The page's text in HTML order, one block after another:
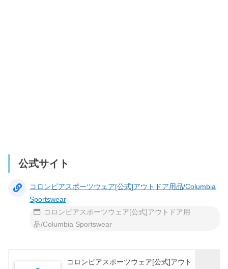
公式サイト
コロンビアスポーツウェア[公式]アウトドア用品/Columbia
Sportswear
コロンビアスポーツウェア[公式]アウトドア用
品/Columbia Sportswear
コロンビアスポーツウェア[公式]アウト